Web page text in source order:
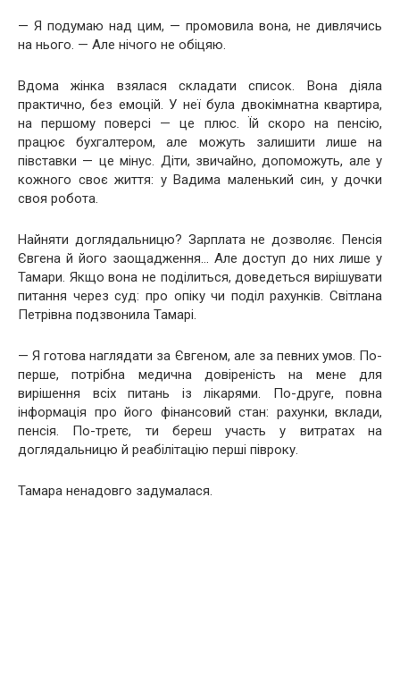
— Я подумаю над цим, — промовила вона, не дивлячись
на нього. — Але нічого не обіцяю.
Вдома жінка взялася складати список. Вона діяла
практично, без емоцій. У неї була двокімнатна квартира,
на першому поверсі — це плюс. Їй скоро на пенсію,
працює бухгалтером, але можуть залишити лише на
півставки — це мінус. Діти, звичайно, допоможуть, але у
кожного своє життя: у Вадима маленький син, у дочки
своя робота.
Найняти доглядальницю? Зарплата не дозволяє. Пенсія
Євгена й його заощадження… Але доступ до них лише у
Тамари. Якщо вона не поділиться, доведеться вирішувати
питання через суд: про опіку чи поділ рахунків. Світлана
Петрівна подзвонила Тамарі.
— Я готова наглядати за Євгеном, але за певних умов. По-
перше, потрібна медична довіреність на мене для
вирішення всіх питань із лікарями. По-друге, повна
інформація про його фінансовий стан: рахунки, вклади,
пенсія. По-третє, ти береш участь у витратах на
доглядальницю й реабілітацію перші півроку.
Тамара ненадовго задумалася.